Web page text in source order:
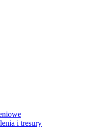
i tresury